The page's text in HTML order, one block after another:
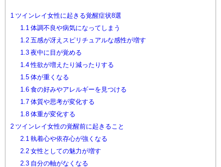
1 ツインレイ女性に起きる覚醒症状8選
1.1 体調不良や病気になってしまう
1.2五感が冴えスピリチュアルな感性が増す
1.3夜中に目が覚める
1.4性欲が増えたり減ったりする
1.5体が重くなる
1.6食の好みやアレルギーを見つける
1.7体質や思考が変化する
1.8体重が変化する
2 ツインレイ女性の覚醒前に起きること
2.1 執着心や依存心が強くなる
2.2女性としての魅力が増す
2.3自分の軸がなくなる